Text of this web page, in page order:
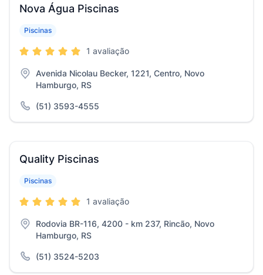
Nova Água Piscinas
Piscinas
1 avaliação
Avenida Nicolau Becker, 1221, Centro, Novo
Hamburgo, RS
(51) 3593-4555
Quality Piscinas
Piscinas
1 avaliação
Rodovia BR-116, 4200 - km 237, Rincão, Novo
Hamburgo, RS
(51) 3524-5203